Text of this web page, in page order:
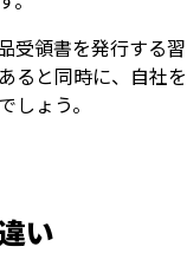
受領書を発行する習
ると同時に、自社を
ょう。
い